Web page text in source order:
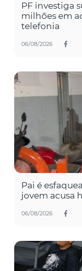
PF investiga
milhões em
telefonia
06/08/2026
Pai é
jovem acusa
06/08/2026